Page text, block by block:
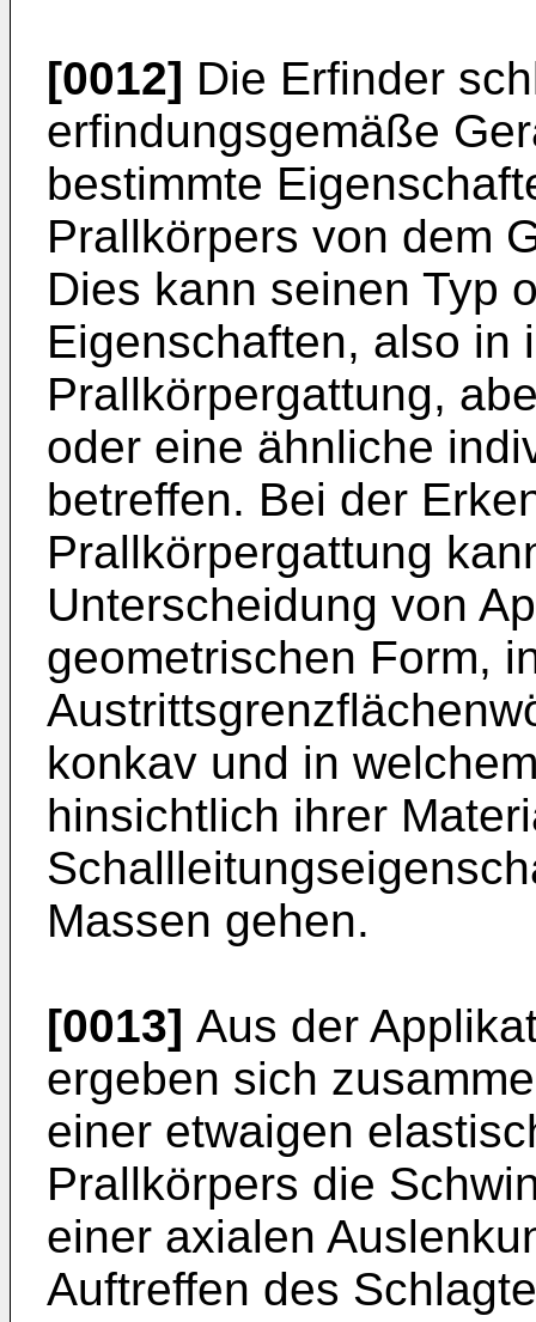
[0012] Die Erfinder
erfindungsgemäße
bestimmte
Prallkörpers von dem
Dies kann seinen Typ
Eigenschaften, also in
Prallkörpergattung,
oder eine ähnliche
betreffen. Bei der
Prallkörpergattung
Unterscheidung von
geometrischen Form,
konkav und in
hinsichtlich ihrer
Massen gehen.
[0013] Aus der
ergeben sich
einer etwaigen
Prallkörpers die
einer axialen
Auftreffen des